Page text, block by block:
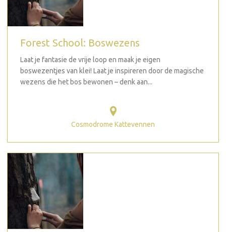
Forest School: Boswezens
Laat je fantasie de vrije loop en maak je eigen
boswezentjes van klei! Laat je inspireren door de magische
wezens die het bos bewonen – denk aan...
Cosmodrome Kattevennen